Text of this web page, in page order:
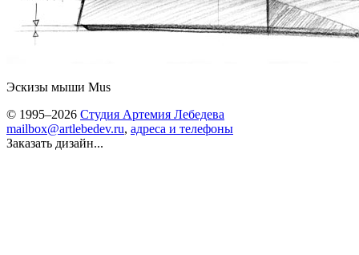
Эскизы мыши Mus
© 1995–2026 Студия Артемия Лебедева
mailbox@artlebedev.ru, адреса и телефоны
Заказать дизайн...